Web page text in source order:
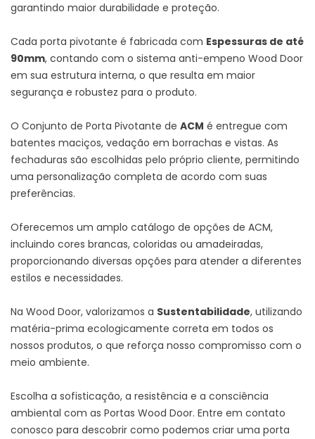
garantindo maior durabilidade e proteção.
Cada porta pivotante é fabricada com Espessuras de até
90mm, contando com o sistema anti-empeno Wood Door
em sua estrutura interna, o que resulta em maior
segurança e robustez para o produto.
O Conjunto de Porta Pivotante de ACM é entregue com
batentes maciços, vedação em borrachas e vistas. As
fechaduras são escolhidas pelo próprio cliente, permitindo
uma personalização completa de acordo com suas
preferências.
Oferecemos um amplo catálogo de opções de ACM,
incluindo cores brancas, coloridas ou amadeiradas,
proporcionando diversas opções para atender a diferentes
estilos e necessidades.
Na Wood Door, valorizamos a Sustentabilidade, utilizando
matéria-prima ecologicamente correta em todos os
nossos produtos, o que reforça nosso compromisso com o
meio ambiente.
Escolha a sofisticação, a resistência e a consciência
ambiental com as Portas Wood Door. Entre em contato
conosco para descobrir como podemos criar uma porta